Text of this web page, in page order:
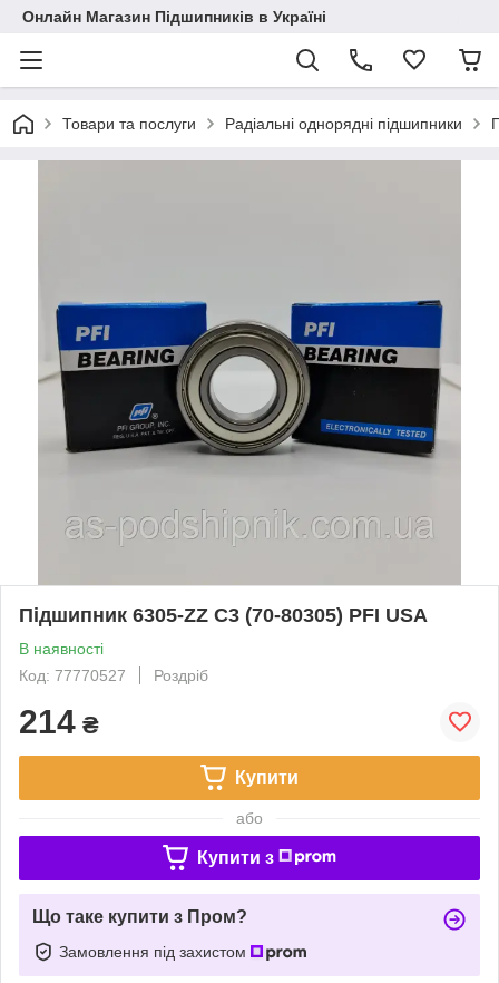
Онлайн Магазин Підшипників в Україні
Товари та послуги Радіальні однорядні підшипники
Підшипник 6305-ZZ C3 (70-80305) PFI USA
В наявності
Код: 77770527
Роздріб
214 ₴
Купити
або
Купити з
Що таке купити з Пром?
Замовлення під захистом